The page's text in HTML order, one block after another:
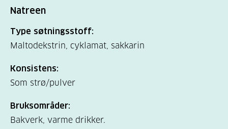
Natreen
Type søtningsstoff:
Maltodekstrin, cyklamat, sakkarin
Konsistens:
Som strø/pulver
Bruksområder:
Bakverk, varme drikker.